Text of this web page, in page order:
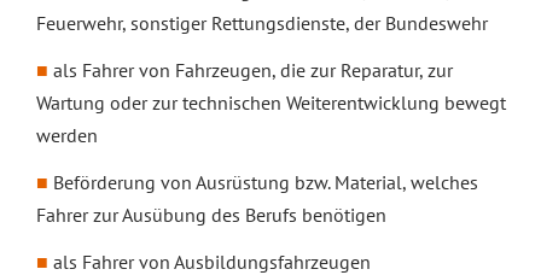
Feuerwehr, sonstiger Rettungsdienste, der Bundeswehr
als Fahrer von Fahrzeugen, die zur Reparatur, zur
Wartung oder zur technischen Weiterentwicklung bewegt
werden
Beförderung von Ausrüstung bzw. Material, welches
Fahrer zur Ausübung des Berufs benötigen
als Fahrer von Ausbildungsfahrzeugen